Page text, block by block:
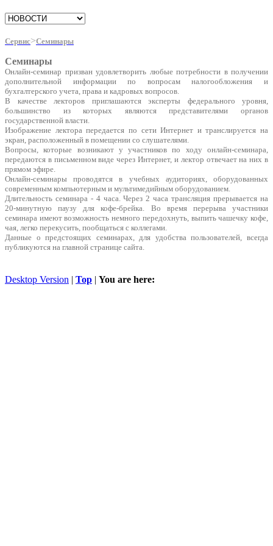
Сервис>Семинары
Семинары
Онлайн-семинар призван удовлетворить любые потребности в получении
дополнительной информации по вопросам налогообложения и
бухгалтерского учета, права и кадровых вопросов.
В качестве лекторов приглашаются эксперты федерального уровня,
большинство из которых являются представителями органов
государственной власти.
Изображение лектора передается по сети Интернет и транслируется на
экран, расположенный в помещении со слушателями.
Вопросы, которые возникают у участников по ходу онлайн-семинара,
передаются в письменном виде через Интернет, и лектор отвечает на них в
прямом эфире.
Онлайн-семинары проводятся в учебных аудиториях, оборудованных
современным компьютерным и мультимедийным оборудованием.
Длительность семинара - 4 часа. Через 2 часа трансляция прерывается на
20-минутную паузу для кофе-брейка. Во время перерыва участники
семинара имеют возможность немного передохнуть, выпить чашечку кофе,
чая, легко перекусить, пообщаться с коллегами.
Данные о предстоящих семинарах, для удобства пользователей, всегда
публикуются на главной странице сайта.
Desktop Version | Top | You are here: